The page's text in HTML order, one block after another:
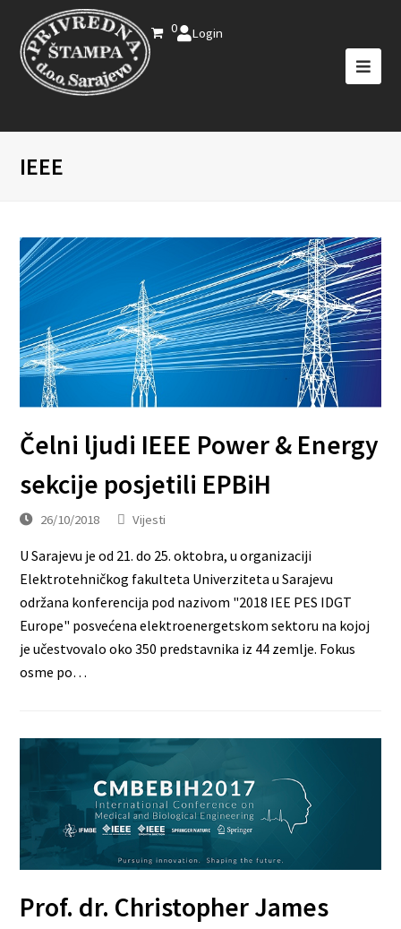
0 Login
IEEE
Čelni ljudi IEEE Power & Energy
sekcije posjetili EPBiH
26/10/2018 Vijesti
U Sarajevu je od 21. do 25. oktobra, u organizaciji
Elektrotehničkog fakulteta Univerziteta u Sarajevu
održana konferencija pod nazivom "2018 IEE PES IDGT
Europe" posvećena elektroenergetskom sektoru na kojoj
je učestvovalo oko 350 predstavnika iz 44 zemlje. Fokus
osme po…
Prof. dr. Christopher James